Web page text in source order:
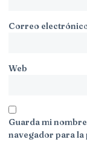
Correo
Web
Guarda mi
navegador para la